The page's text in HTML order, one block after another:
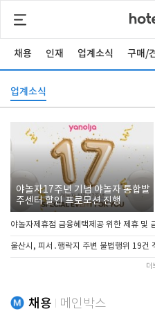
채용 인재 업계소식 구매/
업계소식
야놀자17주년 기념 야놀자 통합발
주센터 할인 프로모션 진행
야놀자제휴점 금융혜택제공 위한 제휴 및
울산시, 피서․행락지 주변 불법행위 19건
더
채용 메인박스